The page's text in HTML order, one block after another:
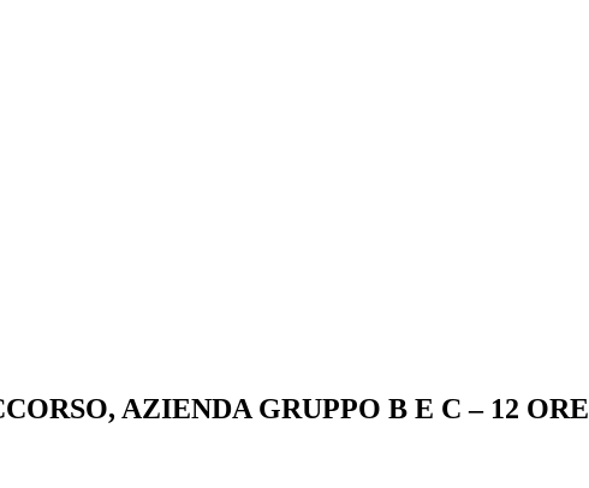
AZIENDA GRUPPO B E C – 12 ORE